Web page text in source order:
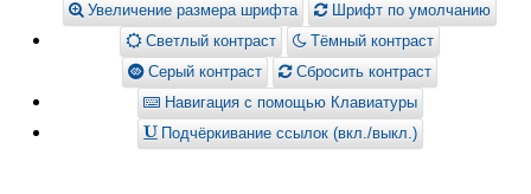
Увеличение размера шрифта
Шрифт по умолчанию
Светлый контраст
Тёмный контраст
Серый контраст
Сбросить контраст
Навигация с помощью Клавиатуры
Подчёркивание ссылок (вкл./выкл.)